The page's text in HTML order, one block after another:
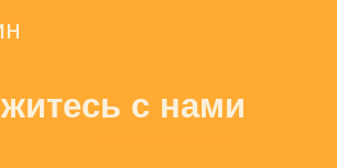
с нами